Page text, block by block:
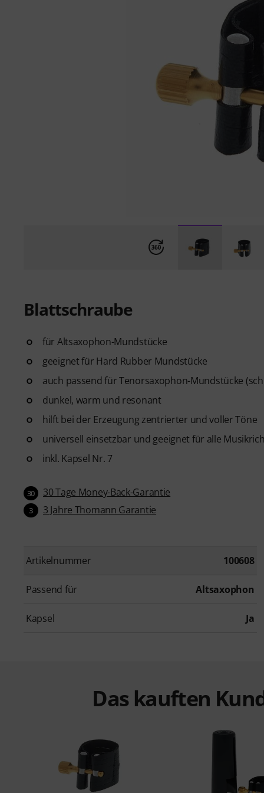
Blattschraube
für Altsaxophon-Mundstücke
geeignet für Hard Rubber Mundstücke
auch passend für Tenorsaxophon-Mundstücke
dunkel, warm und resonant
hilft bei der Erzeugung zentrierter und voller Töne
universell einsetzbar und geeignet für alle
inkl. Kapsel Nr. 7
30 30 Tage Money-Back-Garantie
3 3 Jahre Thomann Garantie
Artikelnummer 100608
Passend für Altsaxophon
Kapsel Ja
Das kauften